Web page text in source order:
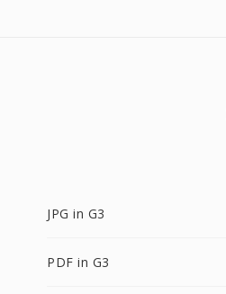
JPG in G3
PDF in G3